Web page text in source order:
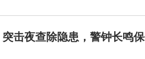
突击夜查除隐患，警钟长鸣